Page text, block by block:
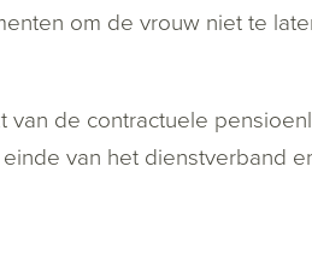
om de vrouw niet te
de contractuele
van het dienstverband